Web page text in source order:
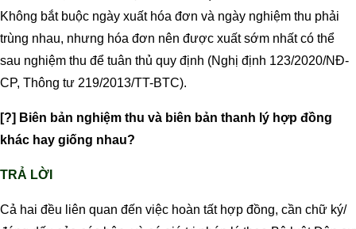
Không bắt buộc ngày xuất hóa đơn và ngày nghiệm thu phải
trùng nhau, nhưng hóa đơn nên được xuất sớm nhất có thể
sau nghiệm thu để tuân thủ quy định (Nghị định 123/2020/NĐ-
CP, Thông tư 219/2013/TT-BTC).
[?] Biên bản nghiệm thu và biên bản thanh lý hợp đồng
khác hay giống nhau?
TRẢ LỜI
Cả hai đều liên quan đến việc hoàn tất hợp đồng, cần chữ ký/